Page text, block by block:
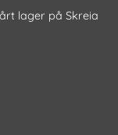
lager på Skreia